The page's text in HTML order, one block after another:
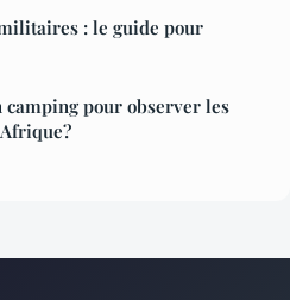
: le guide pour
pour observer les